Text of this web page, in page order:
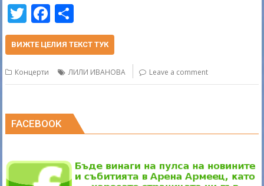
T
w
itt
er
F
ac
e
b
o
o
k
h
ar
e
ВИЖТЕ ЦЕЛИЯ ТЕКСТ ТУК
Концерти ЛИЛИ ИВАНОВА Leave a comment
FACEBOOK